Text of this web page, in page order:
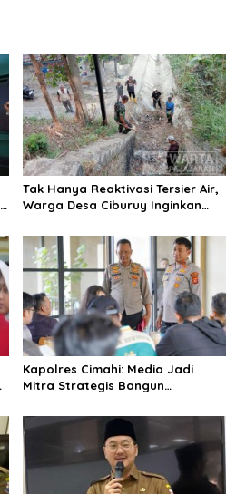
Tak Hanya Reaktivasi Tersier Air,
Warga Desa Ciburuy Inginkan
Kapolres Cimahi: Media Jadi
Mitra Strategis Bangun